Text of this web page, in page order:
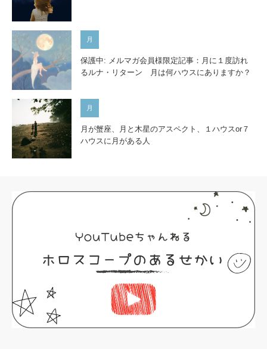
月
保護中: メルマガ会員様限定記事：月に１度訪れ
るルナ・リターン 月は何ハウスにありますか？
月
月が蟹座、月と木星のアスペクト、１ハウスor７
ハウスに月がある人